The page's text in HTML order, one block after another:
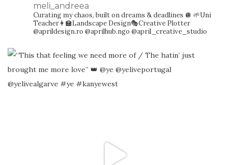
meli_andreea
Curating my chaos, built on dreams & deadlines 🪩 🌱Uni
Teacher👩‍🏫Landscape Design🎭Creative Plotter
@aprildesign.ro @aprilhub.ngo @april_creative_studio